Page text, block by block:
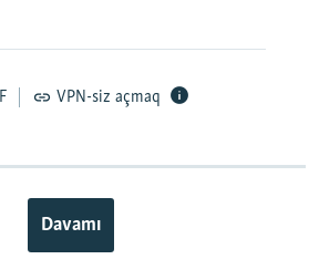
VPN-siz açmaq
Davamı